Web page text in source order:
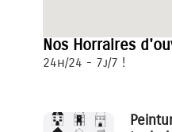
Nos Horraires
24h/24 - 7j/7 !